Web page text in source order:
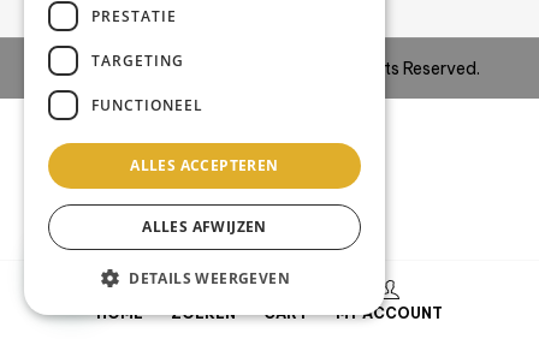
Copyright © 2024 All Rights Reserved.
HOME ZOEKEN
0
CART MY ACCOUNT
PRESTATIE
TARGETING
FUNCTIONEEL
ALLES ACCEPTEREN
ALLES AFWIJZEN
DETAILS WEERGEVEN